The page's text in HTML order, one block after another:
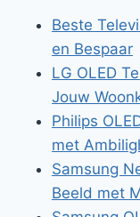
Beste
en Bespaar
LG OLED
Jouw
Philips
met
Samsung
Beeld met